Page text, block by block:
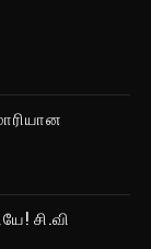
சி.வி